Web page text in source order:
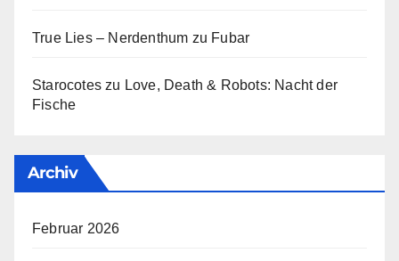
True Lies – Nerdenthum zu Fubar
Starocotes zu Love, Death & Robots: Nacht der
Fische
Archiv
Februar 2026